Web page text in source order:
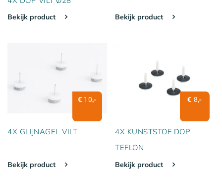
Bekijk product Bekijk product
€ 10,-
4X GLIJNAGEL VILT
Bekijk product
€ 8,-
4X KUNSTSTOF DOP
TEFLON
Bekijk product